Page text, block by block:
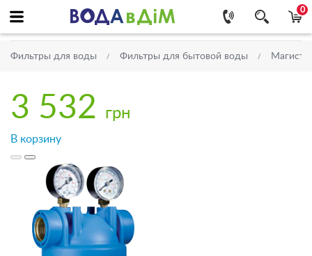
0
Фильтры для воды Фильтры для бытовой воды
3 532 грн
В корзину